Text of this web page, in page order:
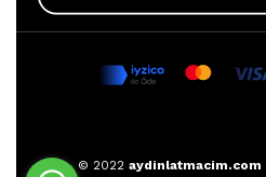
© 2022 aydinlatmacim.com